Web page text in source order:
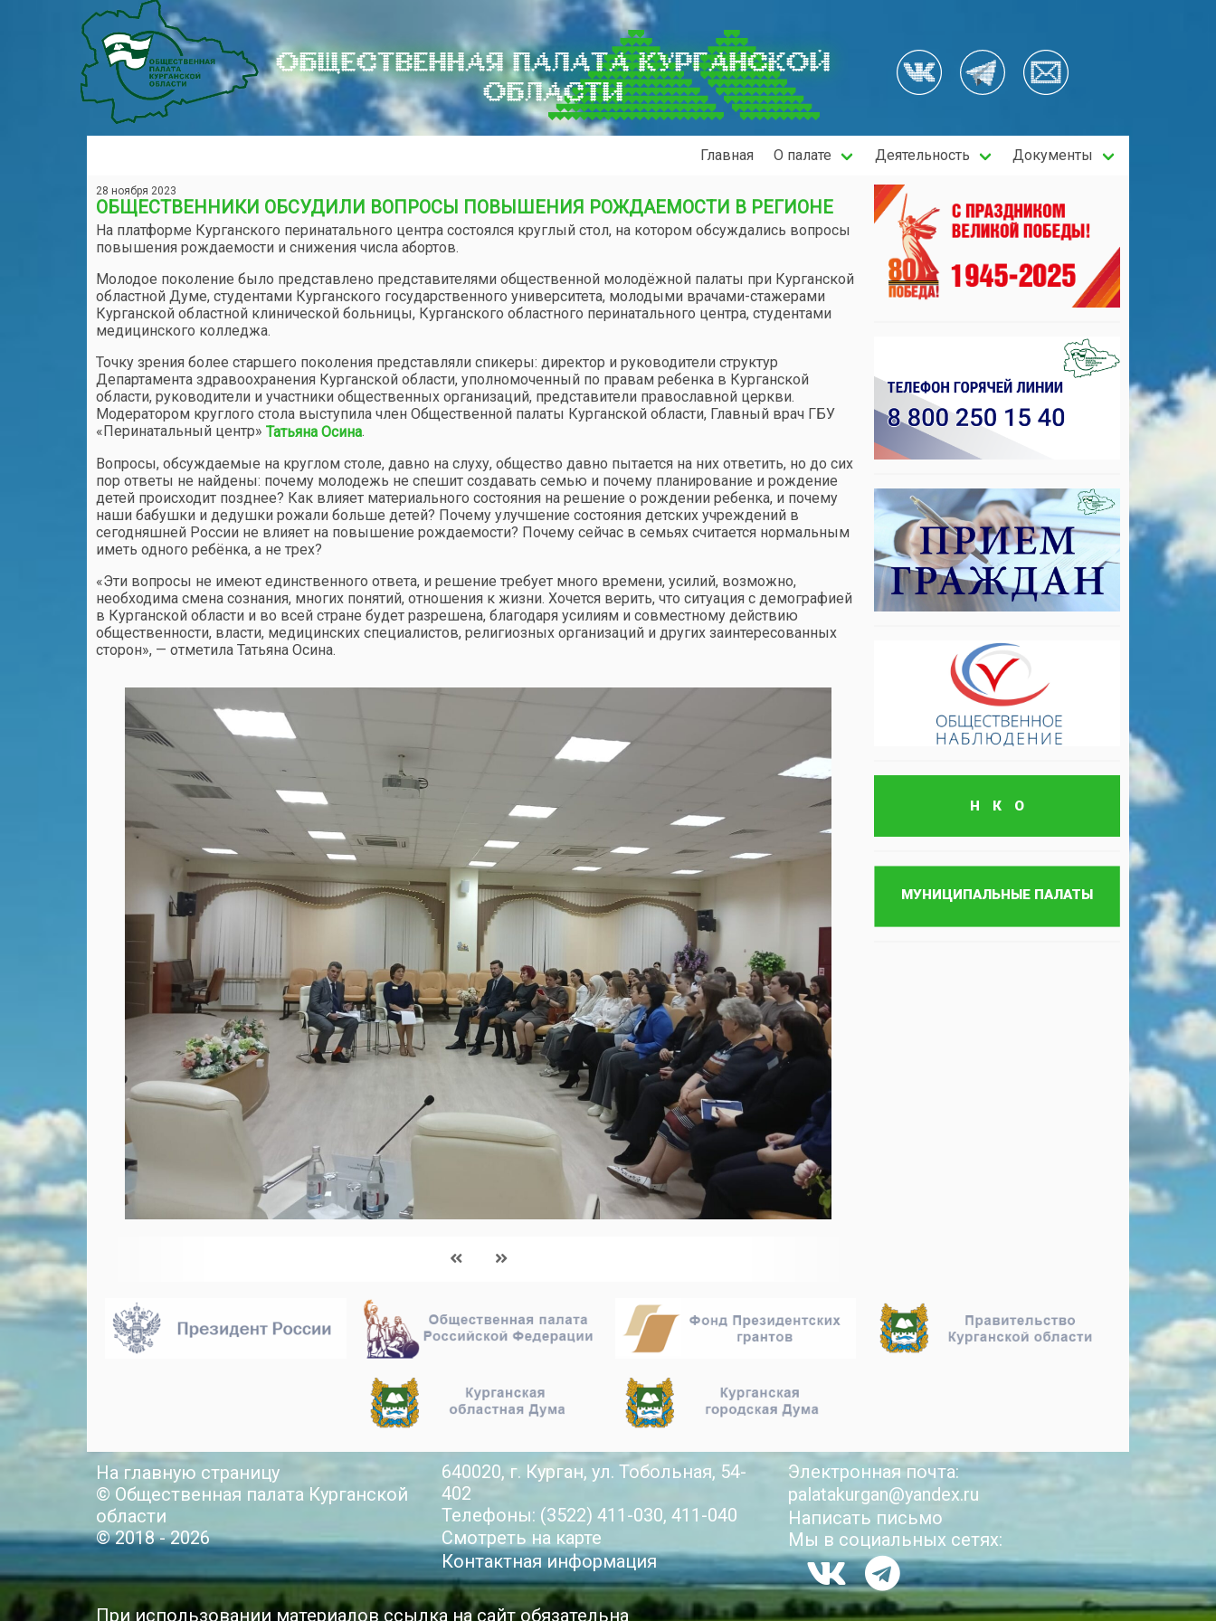
ОБЩЕСТВЕННАЯ ПАЛАТА КУРГАНСКОЙ
ОБЛАСТИ
Главная О палате Деятельность Документы
28 ноября 2023
ОБЩЕСТВЕННИКИ ОБСУДИЛИ ВОПРОСЫ ПОВЫШЕНИЯ РОЖДАЕМОСТИ В РЕГИОНЕ
На платформе Курганского перинатального центра состоялся круглый стол, на котором обсуждались вопросы
повышения рождаемости и снижения числа абортов.
Молодое поколение было представлено представителями общественной молодёжной палаты при Курганской
областной Думе, студентами Курганского государственного университета, молодыми врачами-стажерами
Курганской областной клинической больницы, Курганского областного перинатального центра, студентами
медицинского колледжа.
Точку зрения более старшего поколения представляли спикеры: директор и руководители структур
Департамента здравоохранения Курганской области, уполномоченный по правам ребенка в Курганской
области, руководители и участники общественных организаций, представители православной церкви.
Модератором круглого стола выступила член Общественной палаты Курганской области, Главный врач ГБУ
«Перинатальный центр» Татьяна Осина.
Вопросы, обсуждаемые на круглом столе, давно на слуху, общество давно пытается на них ответить, но до сих
пор ответы не найдены: почему молодежь не спешит создавать семью и почему планирование и рождение
детей происходит позднее? Как влияет материального состояния на решение о рождении ребенка, и почему
наши бабушки и дедушки рожали больше детей? Почему улучшение состояния детских учреждений в
сегодняшней России не влияет на повышение рождаемости? Почему сейчас в семьях считается нормальным
иметь одного ребёнка, а не трех?
«Эти вопросы не имеют единственного ответа, и решение требует много времени, усилий, возможно,
необходима смена сознания, многих понятий, отношения к жизни. Хочется верить, что ситуация с демографией
в Курганской области и во всей стране будет разрешена, благодаря усилиям и совместному действию
общественности, власти, медицинских специалистов, религиозных организаций и других заинтересованных
сторон», — отметила Татьяна Осина.
На главную страницу
© Общественная палата Курганской
области
© 2018 - 2026
640020, г. Курган, ул. Тобольная, 54-
402
Телефоны: (3522) 411-030, 411-040
Смотреть на карте
Контактная информация
Электронная почта:
palatakurgan@yandex.ru
Написать письмо
Мы в социальных сетях:
При использовании материалов ссылка на сайт обязательна